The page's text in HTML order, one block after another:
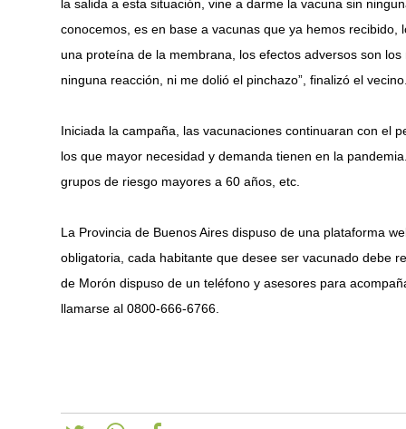
la salida a esta situación, vine a darme la vacuna sin
conocemos, es en base a vacunas que ya hemos
una proteína de la membrana, los efectos adversos son
ninguna reacción, ni me dolió el pinchazo”, finalizó el
Iniciada la campaña, las vacunaciones continuaran con el
los que mayor necesidad y demanda tienen en la
grupos de riesgo mayores a 60 años, etc.
La Provincia de Buenos Aires dispuso de una plataforma
obligatoria, cada habitante que desee ser vacunado debe
de Morón dispuso de un teléfono y asesores para
llamarse al 0800-666-6766.